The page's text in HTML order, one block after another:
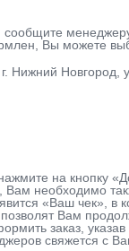
Вы можете
Нижний
на кнопку
необходимо
«Ваш чек», в
Вам
заказ,
свяжется с